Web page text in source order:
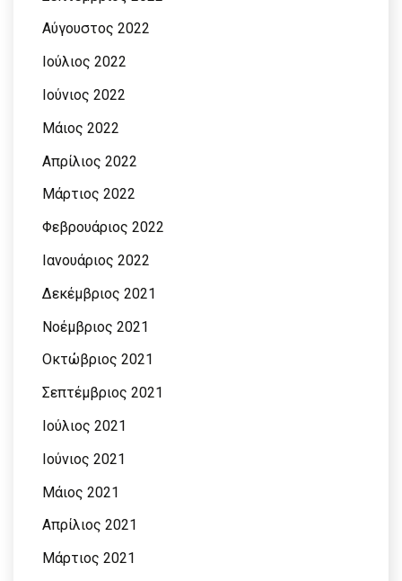
Αύγουστος 2022
Ιούλιος 2022
Ιούνιος 2022
Μάιος 2022
Απρίλιος 2022
Μάρτιος 2022
Φεβρουάριος 2022
Ιανουάριος 2022
Δεκέμβριος 2021
Νοέμβριος 2021
Οκτώβριος 2021
Σεπτέμβριος 2021
Ιούλιος 2021
Ιούνιος 2021
Μάιος 2021
Απρίλιος 2021
Μάρτιος 2021